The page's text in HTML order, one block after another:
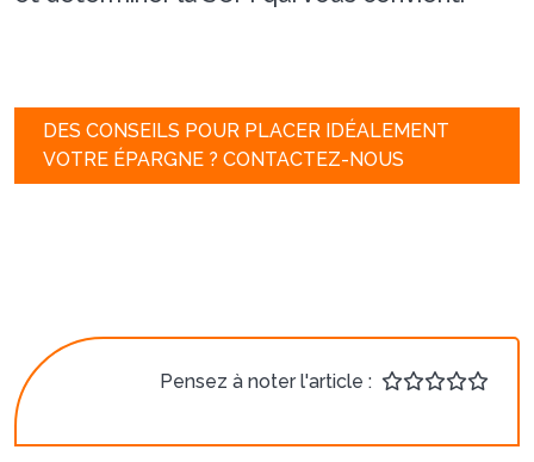
DES CONSEILS POUR PLACER IDÉALEMENT
VOTRE ÉPARGNE ? CONTACTEZ-NOUS
Pensez à noter l'article :